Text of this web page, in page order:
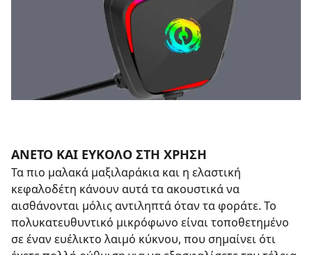
ΑΝΕΤΟ ΚΑΙ ΕΥΚΟΛΟ ΣΤΗ ΧΡΗΣΗ
Τα πιο μαλακά μαξιλαράκια και η ελαστική
κεφαλοδέτη κάνουν αυτά τα ακουστικά να
αισθάνονται μόλις αντιληπτά όταν τα φοράτε. Το
πολυκατευθυντικό μικρόφωνο είναι τοποθετημένο
σε έναν ευέλικτο λαιμό κύκνου, που σημαίνει ότι